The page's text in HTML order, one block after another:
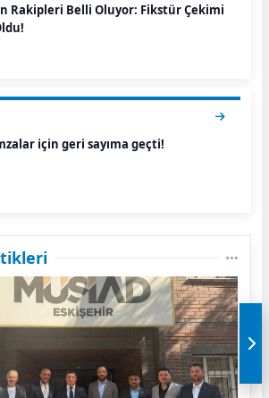
Rakipleri Belli Oluyor: Fikstür Çekimi
için geri sayıma geçti!